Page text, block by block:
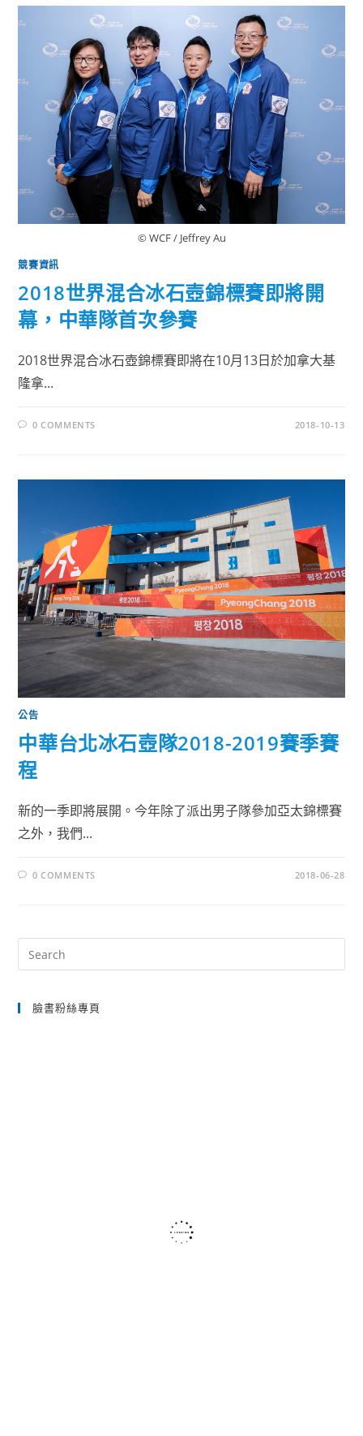
© WCF / Jeffrey Au
競賽資訊
2018世界混合冰石壺錦標賽即將開
幕，中華隊首次參賽
2018世界混合冰石壺錦標賽即將在10月13日於加拿大基
隆拿...
0 COMMENTS 2018-10-13
公告
中華台北冰石壺隊2018-2019賽季賽
程
新的一季即將展開。今年除了派出男子隊參加亞太錦標賽
之外，我們...
0 COMMENTS 2018-06-28
臉書粉絲專頁